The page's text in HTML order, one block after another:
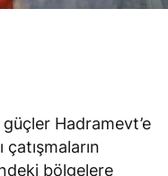
güçler Hadramevt’e
bölgelere